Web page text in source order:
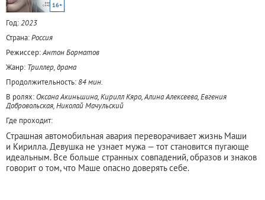
16+
Год:2023
Страна:Россия
Режиссер:Антон Борматов
Жанр: Триллер, драма
Продолжительность:84 мин.
В ролях: Оксана Акиньшина, Кирилл Кяро, Алина Алексеева, Евгения
Добровольская, Николай Мачульский
Где проходит:
Страшная автомобильная авария переворачивает жизнь Маши
и Кирилла. Девушка не узнает мужа — тот становится пугающе
идеальным. Все больше странных совпадений, образов и знаков
говорит о том, что Маше опасно доверять себе.